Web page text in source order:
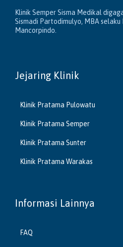
Klinik Semper Sisma Medikal
Sismadi Partodimulyo, MBA selaku
Mancorpindo.
Jejaring Klinik
Klinik Pratama Pulowatu
Klinik Pratama Semper
Klinik Pratama Sunter
Klinik Pratama Warakas
Informasi Lainnya
FAQ